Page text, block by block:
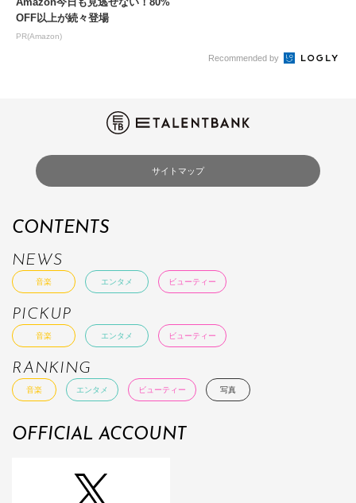
OFF以上が続々登場
PR(Amazon)
Recommended by
サイトマップ
CONTENTS
NEWS
音楽 エンタメ ビューティー
PICKUP
音楽 エンタメ ビューティー
RANKING
音楽 エンタメ ビューティー 写真
OFFICIAL ACCOUNT